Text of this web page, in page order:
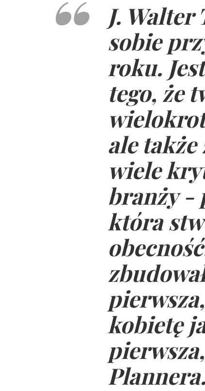
J.
sobie
roku.
tego, że
ale także
wiele
branży -
która
kobietę
Plannera.